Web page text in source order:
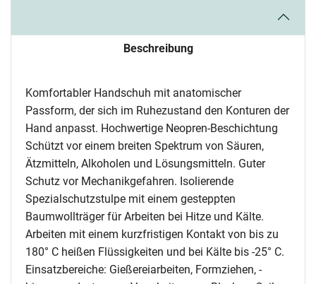
Beschreibung
Komfortabler Handschuh mit anatomischer
Passform, der sich im Ruhezustand den Konturen der
Hand anpasst. Hochwertige Neopren-Beschichtung
Schützt vor einem breiten Spektrum von Säuren,
Ätzmitteln, Alkoholen und Lösungsmitteln. Guter
Schutz vor Mechanikgefahren. Isolierende
Spezialschutzstulpe mit einem gesteppten
Baumwollträger für Arbeiten bei Hitze und Kälte.
Arbeiten mit einem kurzfristigen Kontakt von bis zu
180° C heißen Flüssigkeiten und bei Kälte bis -25° C.
Einsatzbereiche: Gießereiarbeiten, Formziehen, -